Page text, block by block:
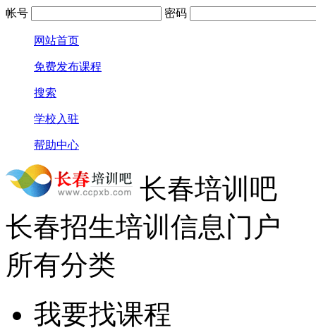
帐号 密码
网站首页
免费发布课程
搜索
学校入驻
帮助中心
长春培训吧
长春招生培训信息门户
所有分类
我要找课程